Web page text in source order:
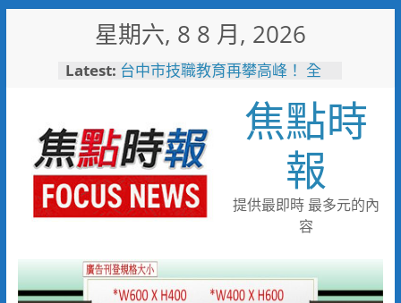
星期六, 8 8 月, 2026
Latest: 台中市技職教育再攀高峰！ 全
守望相助的暖心守護 湖內警消
聯手破門化解獨居翁的危機
歡慶父親節！《台中通
TCPASS》APP 攜手在地名店熱
情端好康
暖心跨海送暖！台灣首廟天壇豪
捐「300萬」助熊本震災重建
台中捷運南屯站土地開發共構大
新地標實現軌道經濟願景
焦點時
報
提供最即時 最多元的內
容